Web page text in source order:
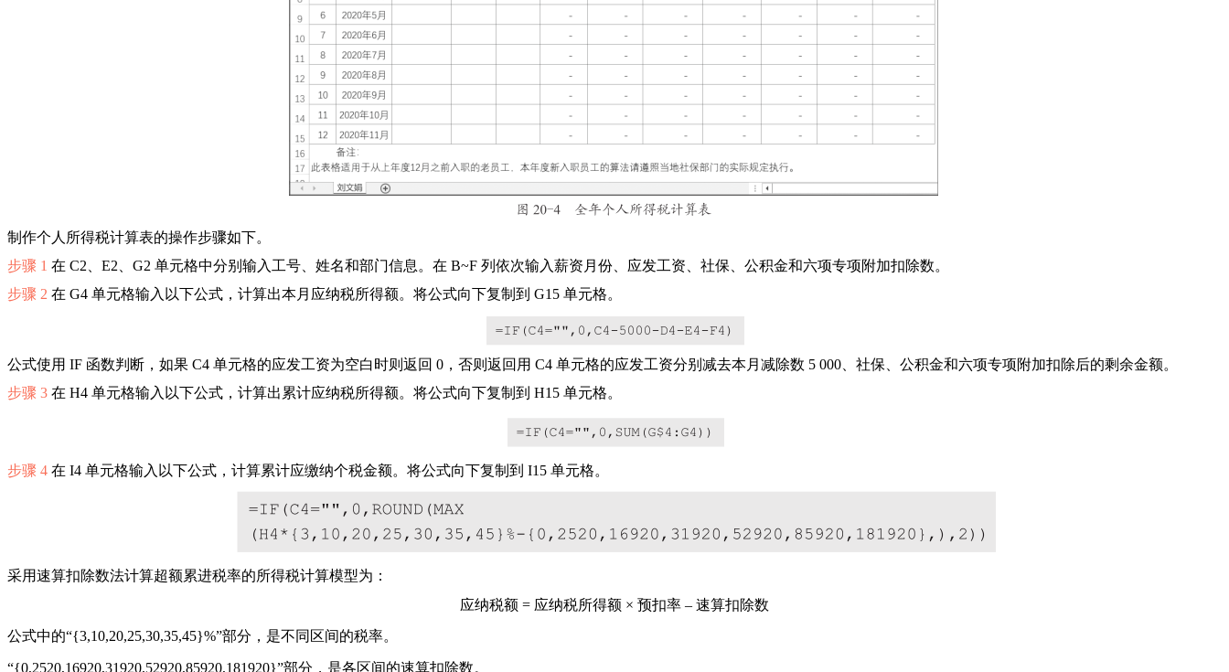
制作个人所得税计算表的操作步骤如下。
步骤 1 在 C2、E2、G2 单元格中分别输入工号、姓名和部门信息。在 B~F 列依次输入薪资月份、应发工资、社保、公积金和六项专项附加扣除数。
步骤 2 在 G4 单元格输入以下公式，计算出本月应纳税所得额。将公式向下复制到 G15 单元格。
公式使用 IF 函数判断，如果 C4 单元格的应发工资为空白时则返回 0，否则返回用 C4 单元格的应发工资分别减去本月减除数 5 000、社保、公积金和六项专项附加扣除后的剩余金额。
步骤 3 在 H4 单元格输入以下公式，计算出累计应纳税所得额。将公式向下复制到 H15 单元格。
步骤 4 在 I4 单元格输入以下公式，计算累计应缴纳个税金额。将公式向下复制到 I15 单元格。
采用速算扣除数法计算超额累进税率的所得税计算模型为：
应纳税额 = 应纳税所得额 × 预扣率 – 速算扣除数
公式中的“{3,10,20,25,30,35,45}%”部分，是不同区间的税率。
“{0,2520,16920,31920,52920,85920,181920}”部分，是各区间的速算扣除数。